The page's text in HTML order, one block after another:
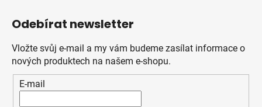
Odebírat newsletter
Vložte svůj e-mail a my vám budeme zasílat informace o
nových produktech na našem e-shopu.
E-mail